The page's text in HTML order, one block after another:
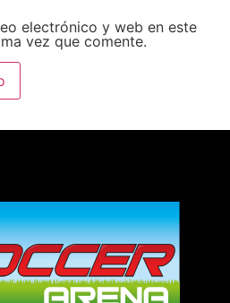
electrónico y web en este
vez que comente.